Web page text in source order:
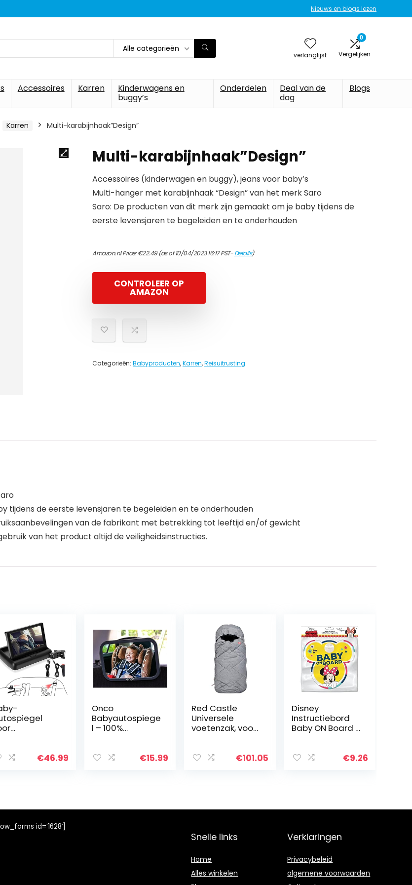
Nieuws en blogs lezen
Alle categorieën
verlanglijst
0
Vergelijken
Accessoires Karren
Kinderwagens en
buggy’s
Onderdelen
Deal van de
dag
Blogs
Karren Multi-karabijnhaak”Design”
Multi-karabijnhaak”Design”
Accessoires (kinderwagen en buggy), jeans voor baby’s
Multi-hanger met karabijnhaak “Design” van het merk Saro
Saro: De producten van dit merk zijn gemaakt om je baby tijdens de
eerste levensjaren te begeleiden en te onderhouden
Amazon.nl Price:€22.49(as of 10/04/2023 16:17 PST-Details)
CONTROLEER OP
AMAZON
Categorieën: Babyproducten,Karren,Reisuitrusting
tijdens de eerste levensjaren te begeleiden en te onderhouden
van de fabrikant met betrekking tot leeftijd en/of gewicht
van het product altijd de veiligheidsinstructies.
€46.99
Onco
Babyautospiege
l – 100%
gel voor uw €15.99
Red Castle
Universele
voetenzak, voor
stippen 6-36
€101.05
Disney
Instructiebord
Baby ON Board –
€9.26
id=’1628′]
Snelle links
Home
Alles winkelen
Verklaringen
Privacybeleid
algemene voorwaarden